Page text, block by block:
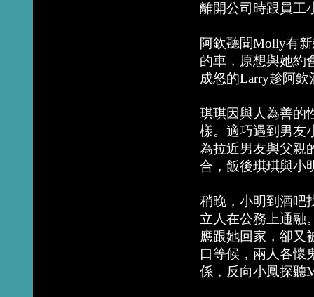
離開公司時跟員工
阿欽聽聞Molly有
的車，原想與她約
成怒的Larry趁阿
琪琪因與人為善的
樣。適巧遇到男友
為拉近男友與父親
合，飯後琪琪與小
稍晚，小明到酒吧
立人在公務上通融
應跟她回家，卻又
口等候，兩人各懷
係，反向小鳳探聽